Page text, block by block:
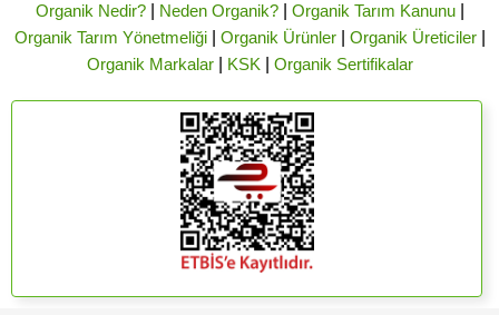
Organik Nedir?| Neden Organik?| Organik Tarım Kanunu|
Organik Tarım Yönetmeliği| Organik Ürünler| Organik Üreticiler|
Organik Markalar| KSK Organik Sertifikalar